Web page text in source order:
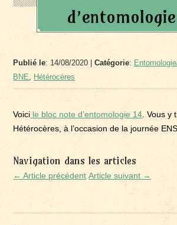
Publié le: 14/08/2020 |Catégorie:
BNE, Hétérocères
Voici le bloc note d’entomologie 14 . Vous
Hétérocères, à l’occasion de la journée
Navigation dans les articles
← Article précédent Article suivant →